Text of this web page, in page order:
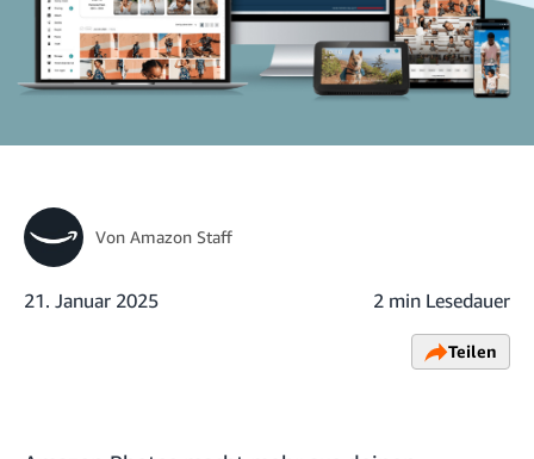
Von Amazon Staff
21. Januar 2025 2 min Lesedauer
Teilen